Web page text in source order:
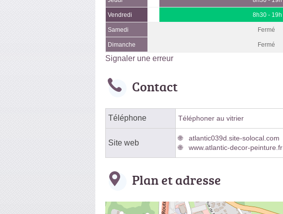
Vendredi 8h30 - 19h
Samedi Fermé
Dimanche Fermé
Signaler une erreur
Contact
Téléphone Téléphoner au vitrier
Site web
atlantic039d.site-solocal.com
www.atlantic-decor-peinture.fr
Plan et adresse